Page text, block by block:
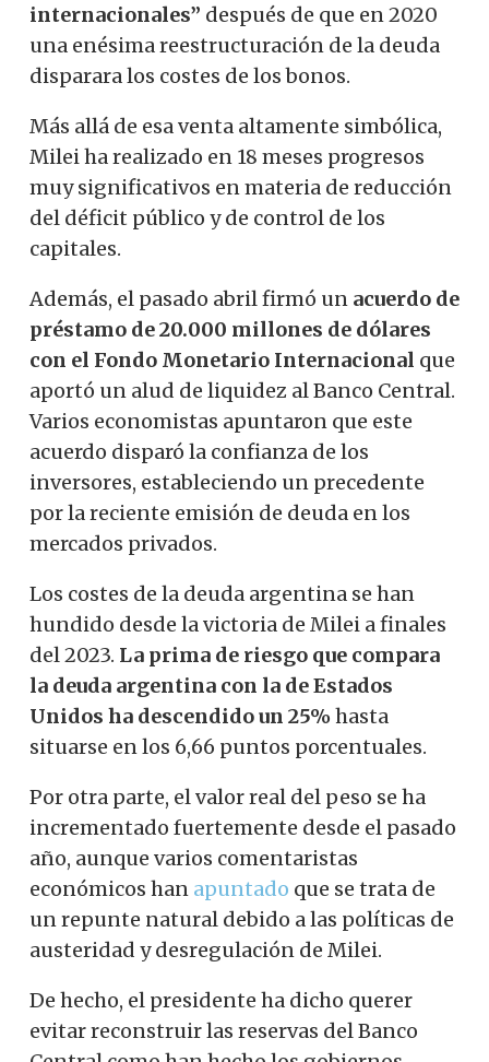
internacionales” después de que en 2020
una enésima reestructuración de la deuda
disparara los costes de los bonos.
Más allá de esa venta altamente simbólica,
Milei ha realizado en 18 meses progresos
muy significativos en materia de reducción
del déficit público y de control de los
capitales.
Además, el pasado abril firmó un acuerdo de
préstamo de 20.000 millones de dólares
con el Fondo Monetario Internacional que
aportó un alud de liquidez al Banco Central.
Varios economistas apuntaron que este
acuerdo disparó la confianza de los
inversores, estableciendo un precedente
por la reciente emisión de deuda en los
mercados privados.
Los costes de la deuda argentina se han
hundido desde la victoria de Milei a finales
del 2023. La prima de riesgo que compara
la deuda argentina con la de Estados
Unidos ha descendido un 25% hasta
situarse en los 6,66 puntos porcentuales.
Por otra parte, el valor real del peso se ha
incrementado fuertemente desde el pasado
año, aunque varios comentaristas
económicos han apuntado que se trata de
un repunte natural debido a las políticas de
austeridad y desregulación de Milei.
De hecho, el presidente ha dicho querer
evitar reconstruir las reservas del Banco